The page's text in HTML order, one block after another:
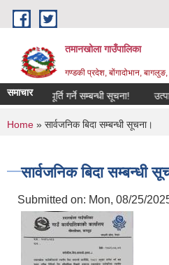
Skip to main content
तमानखोला गाउँपालिका
गण्डकी प्रदेश, बोंगादोभान,
समाचारपदपूर्ति गर्ने सम्बन्धी सूचना!
You are here
Home » सार्वजनिक बिदा सम्बन्धी सूचना।
सार्वजनिक बिदा सम्बन्धी
Submitted on: Mon, 08/25/